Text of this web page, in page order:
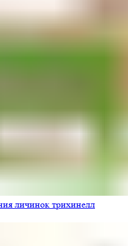
личинок трихинелл